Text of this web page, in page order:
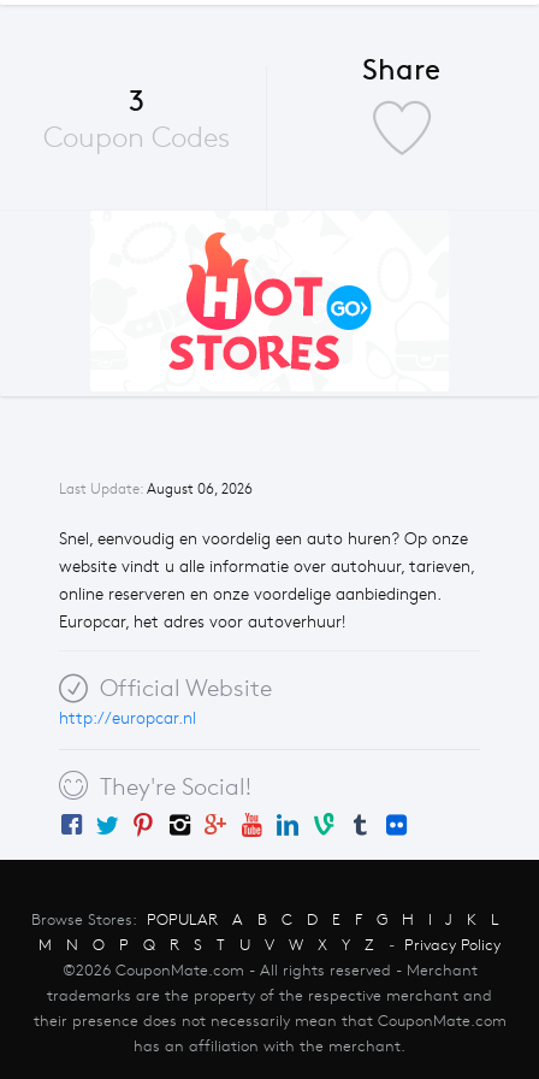
Last Update: August 06, 2026
Snel, eenvoudig en voordelig een auto huren? Op onze
website vindt u alle informatie over autohuur, tarieven,
online reserveren en onze voordelige aanbiedingen.
Europcar, het adres voor autoverhuur!
Official Website
http://europcar.nl
They're Social!
3
Coupon Codes
Share
Browse Stores: POPULAR A B C D E F G H I J K
L
M
N O P Q R S T U V W X Y Z - Privacy Policy
©2026 CouponMate.com - All rights reserved - Merchant
trademarks are the property of the respective merchant and
their presence does not necessarily mean that CouponMate.com
has an affiliation with the merchant.